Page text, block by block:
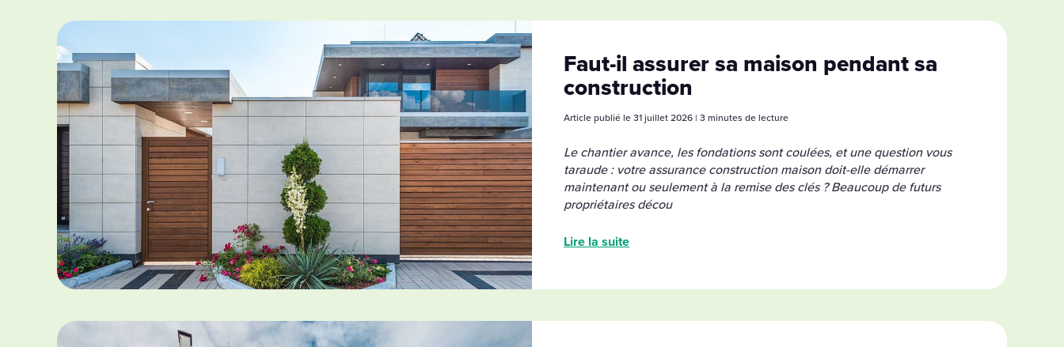
Faut-il assurer sa maison pendant sa
construction
Article publié le 31 juillet 2026 | 3 minutes de lecture
Le chantier avance, les fondations sont coulées, et une question vous
taraude : votre assurance construction maison doit-elle démarrer
maintenant ou seulement à la remise des clés ? Beaucoup de futurs
propriétaires décou
Lire la suite